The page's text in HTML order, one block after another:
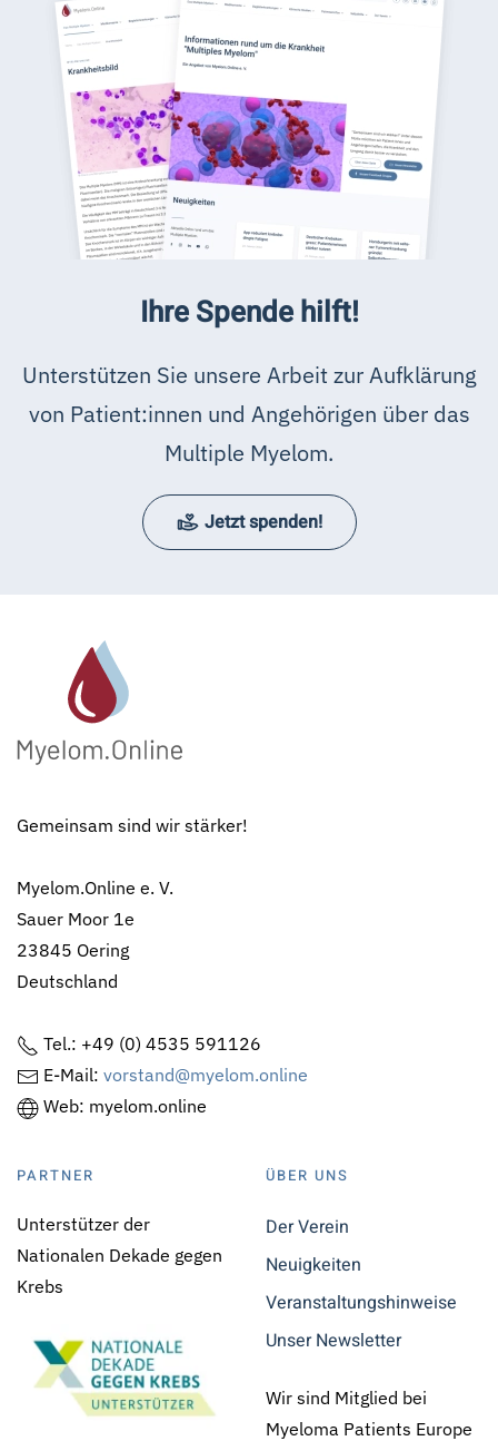
Ihre Spende hilft!
Unterstützen Sie unsere Arbeit zur Aufklärung
von Patient:innen und Angehörigen über das
Multiple Myelom.
Jetzt spenden!
Gemeinsam sind wir stärker!
Myelom.Online e. V.
Sauer Moor 1e
23845 Oering
Deutschland
Tel.: +49 (0) 4535 591126
E-Mail: vorstand@myelom.online
Web: myelom.online
PARTNER
Unterstützer der
Nationalen Dekade gegen
Krebs
ÜBER UNS
Der Verein
Neuigkeiten
Veranstaltungshinweise
Unser Newsletter
Wir sind Mitglied bei
Myeloma Patients Europe